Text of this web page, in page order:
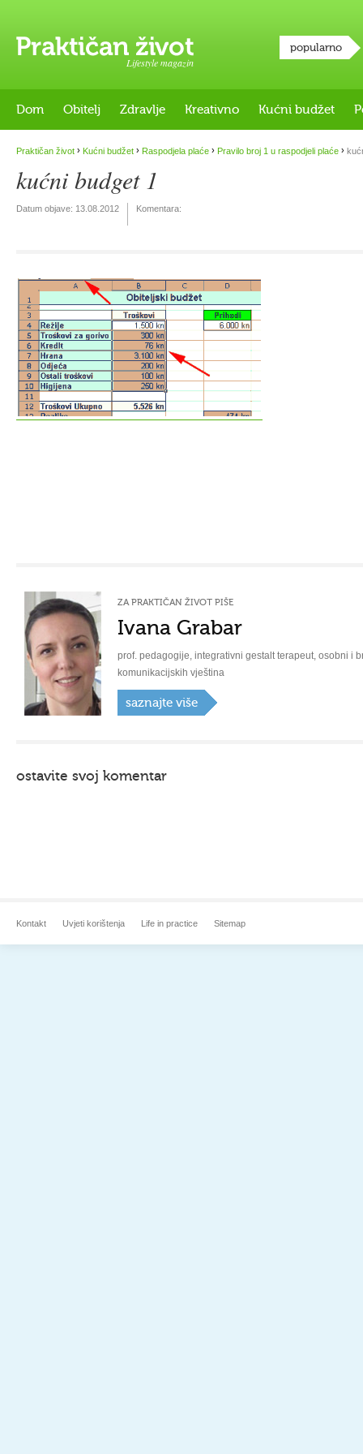
Lifestyle magazin
popularno
Dom Obitelj Zdravlje Kreativno Kućni budžet
Praktičan život › Kućni budžet › Raspodjela plaće › Pravilo broj 1 u raspodjeli plaće ›
kućni budget 1
Datum objave: 13.08.2012 Komentara:
ZA PRAKTIČAN ŽIVOT PIŠE
Ivana Grabar
prof. pedagogije, integrativni gestalt terapeut, osobni i
komunikacijskih vještina
saznajte više
ostavite svoj komentar
Kontakt Uvjeti korištenja Life in practice Sitemap